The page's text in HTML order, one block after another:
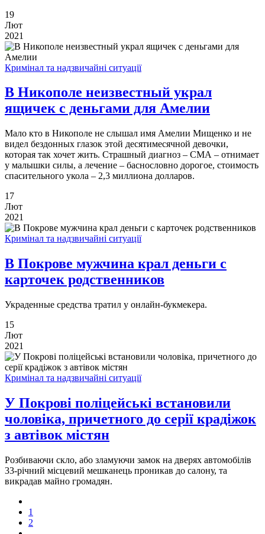
19
Лют
2021
Кримінал та надзвичайні ситуації
В Никополе неизвестный украл
ящичек с деньгами для Амелии
Мало кто в Никополе не слышал имя Амелии Мищенко и не
видел бездонных глазок этой десятимесячной девочки,
которая так хочет жить. Страшный диагноз – СМА – отнимает
у малышки силы, а лечение – баснословно дорогое, стоимость
спасительного укола – 2,3 миллиона долларов.
17
Лют
2021
Кримінал та надзвичайні ситуації
В Покрове мужчина крал деньги с
карточек родственников
Украденные средства тратил у онлайн-букмекера.
15
Лют
2021
Кримінал та надзвичайні ситуації
У Покрові поліцейські встановили
чоловіка, причетного до серії крадіжок
з автівок містян
Розбиваючи скло, або зламуючи замок на дверях автомобілів
33-річний місцевий мешканець проникав до салону, та
викрадав майно громадян.
1
2